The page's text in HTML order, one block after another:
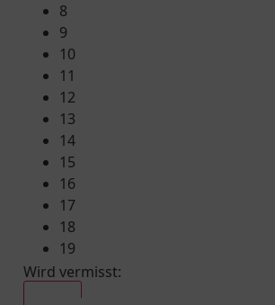
8
9
10
11
12
13
14
15
16
17
18
19
Wird vermisst: